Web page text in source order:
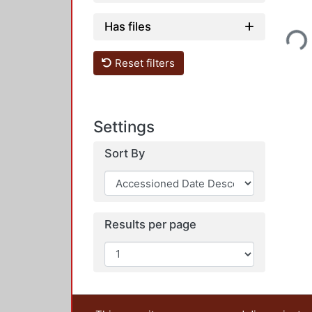
Has files
Reset filters
Settings
Sort By
Results per page
Loading...